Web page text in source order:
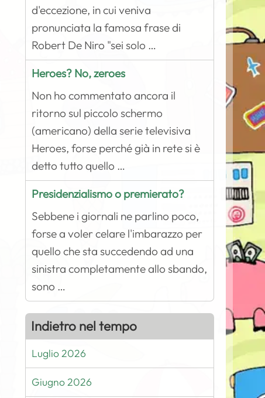
d'eccezione, in cui veniva
pronunciata la famosa frase di
Robert De Niro "sei solo …
Heroes? No, zeroes
Non ho commentato ancora il
ritorno sul piccolo schermo
(americano) della serie televisiva
Heroes, forse perché già in rete si è
detto tutto quello …
Presidenzialismo o premierato?
Sebbene i giornali ne parlino poco,
forse a voler celare l'imbarazzo per
quello che sta succedendo ad una
sinistra completamente allo sbando,
sono …
Indietro nel tempo
Luglio 2026
Giugno 2026